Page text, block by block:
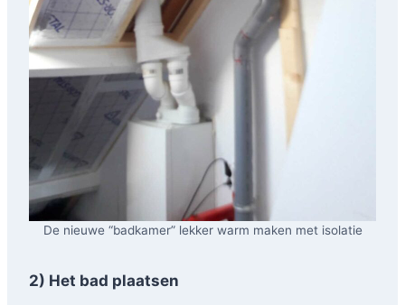
De nieuwe “badkamer” lekker warm maken met isolatie
2) Het bad plaatsen